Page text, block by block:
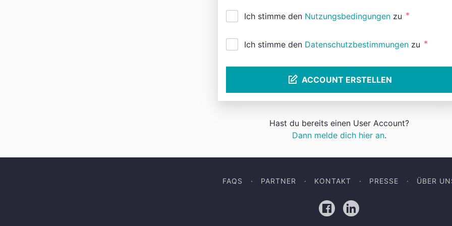
Ich stimme den Nutzungsbedingungen zu *
Ich stimme den Datenschutzbestimmungen zu *
ACCOUNT ERSTELLEN
Hast du bereits einen User Account?
Dann melde dich hier an.
FAQS PARTNER KONTAKT PRESSE ÜBER
FacebookLinkedIn